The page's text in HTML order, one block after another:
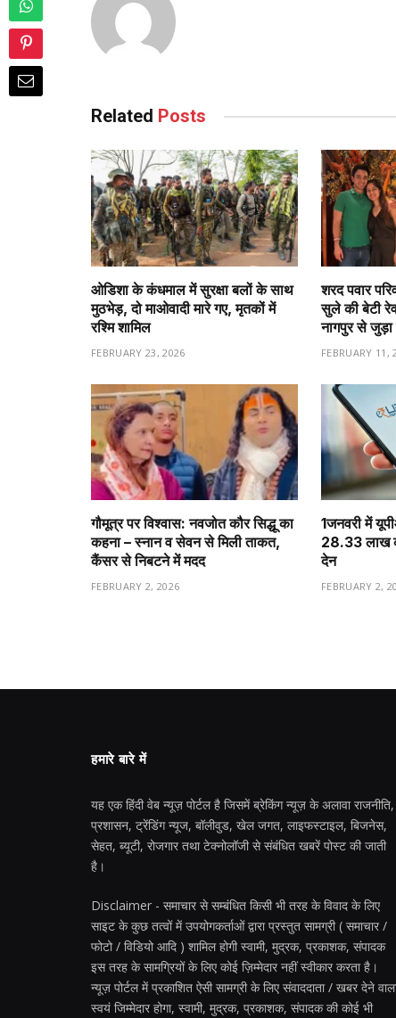
Related Posts
ओडिशा के कंधमाल में सुरक्षा बलों के साथ
मुठभेड़, दो माओवादी मारे गए, मृतकों में
रश्मि शामिल
FEBRUARY 23, 2026
शरद पवार
सुले की बेटी
नागपुर से जुड़ा
FEBRUARY 11,
गौमूत्र पर विश्वास: नवजोत कौर सिद्धू का
कहना – स्नान व सेवन से मिली ताकत,
कैंसर से निबटने में मदद
FEBRUARY 2, 2026
1️जनवरी में
28.33 लाख
देन
FEBRUARY 2,
हमारे बारे में
यह एक हिंदी वेब न्यूज़ पोर्टल है जिसमें ब्रेकिंग न्यूज़ के अलावा राजनीति,
प्रशासन, ट्रेंडिंग न्यूज, बॉलीवुड, खेल जगत, लाइफस्टाइल, बिजनेस,
सेहत, ब्यूटी, रोजगार तथा टेक्नोलॉजी से संबंधित खबरें पोस्ट की जाती
है।
Disclaimer - समाचार से सम्बंधित किसी भी तरह के विवाद के लिए
साइट के कुछ तत्वों में उपयोगकर्ताओं द्वारा प्रस्तुत सामग्री ( समाचार /
फोटो / विडियो आदि ) शामिल होगी स्वामी, मुद्रक, प्रकाशक, संपादक
इस तरह के सामग्रियों के लिए कोई ज़िम्मेदार नहीं स्वीकार करता है।
न्यूज़ पोर्टल में प्रकाशित ऐसी सामग्री के लिए संवाददाता / खबर देने
स्वयं जिम्मेदार होगा, स्वामी, मुद्रक, प्रकाशक, संपादक की कोई भी